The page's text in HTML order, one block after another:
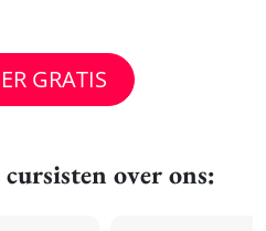
GRATIS
over ons: